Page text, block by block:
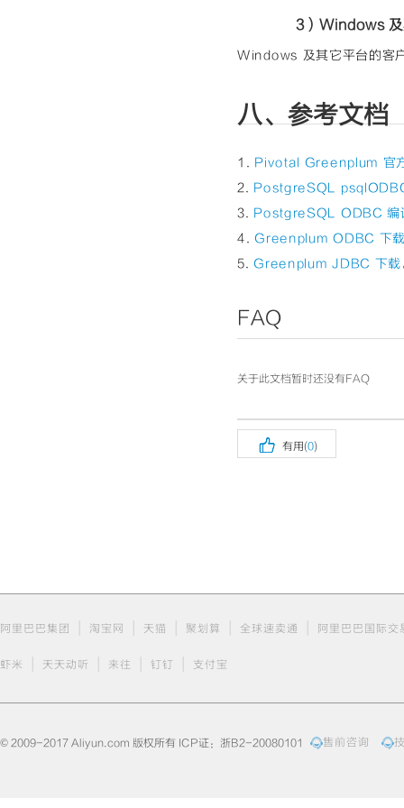
ng: 0px;
</span></
x; padding:
der-box
m<span class=
x rgba(0, 0,
at scroll
"cm-bracket"
ackground:
0, 0);" >(</
margin: 0px;
padding: 0px;
at scroll
0);">)</
gin: 0px;
box border-
</span></
x rgba(0, 0,
at scroll
"cm-bracket"
="color:
ng: 0px;
3）Windows
Windows 及其它平台的客
八、参考文档
1. Pivotal Greenplum 官
2. PostgreSQL
3. PostgreSQL ODBC 编
4.Greenplum ODBC 下
5.Greenplum JDBC 下载
FAQ
关于此文档暂时还没有FAQ
 有用(0)
阿里巴巴集团 淘宝网 天猫 聚划算 全球速卖通 阿里巴巴国际交
虾米 天天动听 来往 钉钉 支付宝
© 2009-2017 Aliyun.com 版权所有 ICP证：浙B2-20080101 售前咨询